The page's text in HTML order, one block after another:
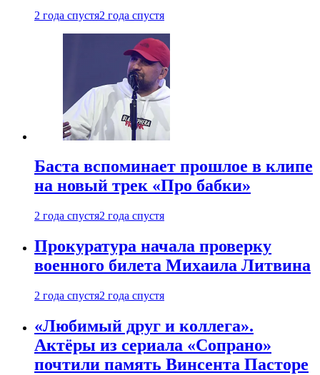
2 года спустя2 года спустя
Баста вспоминает прошлое в клипе
на новый трек «Про бабки»
2 года спустя2 года спустя
Прокуратура начала проверку
военного билета Михаила Литвина
2 года спустя2 года спустя
«Любимый друг и коллега».
Актёры из сериала «Сопрано»
почтили память Винсента Пасторе